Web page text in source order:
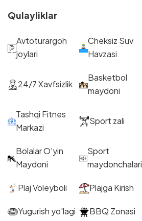
Qulayliklar
Avtoturargoh
joylari
Cheksiz Suv
Havzasi
24/7 Xavfsizlik
Basketbol
maydoni
Tashqi Fitnes
Markazi
Sport zali
Bolalar O'yin
Maydoni
Sport
maydonchalari
Plaj Voleyboli Plajga Kirish
Yugurish yo'lagi BBQ Zonasi